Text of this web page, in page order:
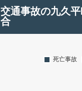
交通事故の九久
合